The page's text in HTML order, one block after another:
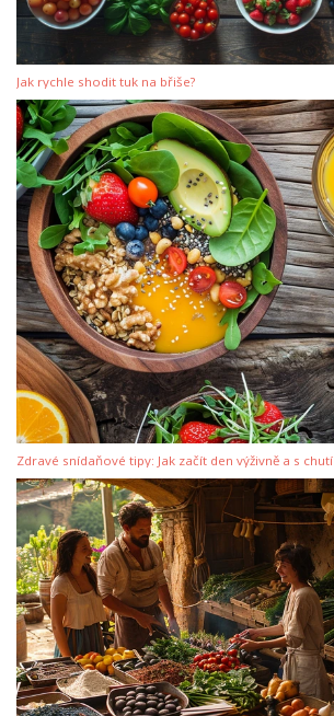
Jak rychle shodit tuk na břiše?
Zdravé snídaňové tipy: Jak začít den výživně a s chutí